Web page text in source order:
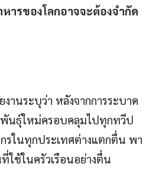
ารของโลกอาจจะต้องจำกัด
งานระบุว่า หลังจากการระบาด
พันธุ์ใหม่ครอบคลุมไปทุกทวีป
รในทุกประเทศต่างแตกตื่น พา
ใช้ในครัวเรือนอย่างตื่น